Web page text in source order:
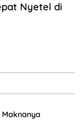
Nyetel di
Maknanya